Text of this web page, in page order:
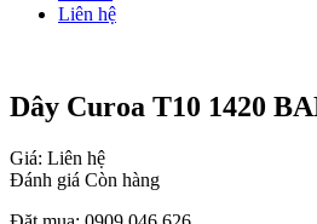
Liên hệ
Dây Curoa T10 1420
Giá: Liên hệ
Đánh giá Còn hàng